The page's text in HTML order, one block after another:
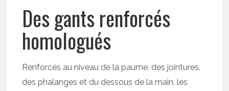
Des gants renforcés
homologués
Renforcés au niveau de la paume, des jointures,
des phalanges et du dessous de la main, les